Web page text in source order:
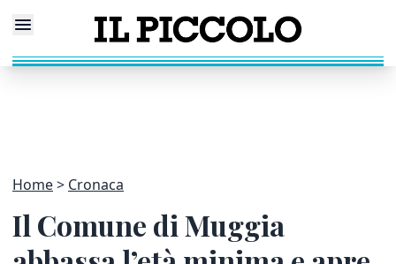
Home Cronaca
Il Comune di Muggia